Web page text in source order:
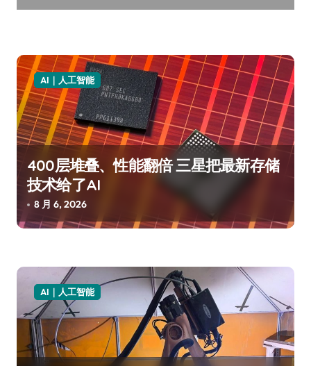
AI｜人工智能
400层堆叠、性能翻倍 三星把最新存储
技术给了AI
8 月 6, 2026
AI｜人工智能